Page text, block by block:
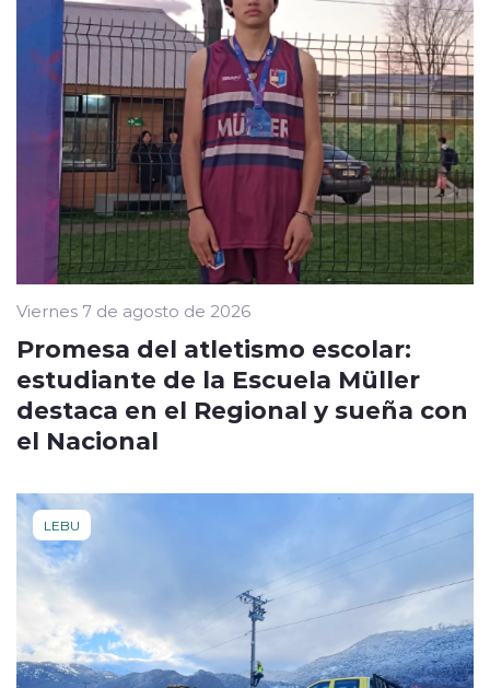
Viernes 7 de agosto de 2026
Promesa del atletismo escolar:
estudiante de la Escuela Müller
destaca en el Regional y sueña con
el Nacional
LEBU